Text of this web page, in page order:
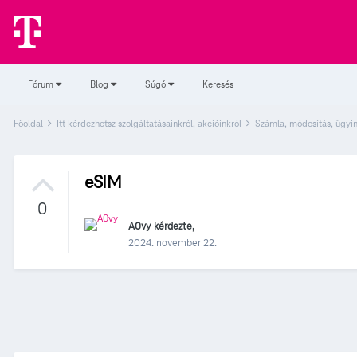
Fórum Blog Súgó Keresés
Főoldal Itt kérdezhetsz szolgáltatásainkról, akcióinkról Számla, módosítás,
0
eSIM
A0vy kérdezte,
2024. november 22.